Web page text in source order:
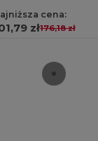
cena:
zł176,18 zł